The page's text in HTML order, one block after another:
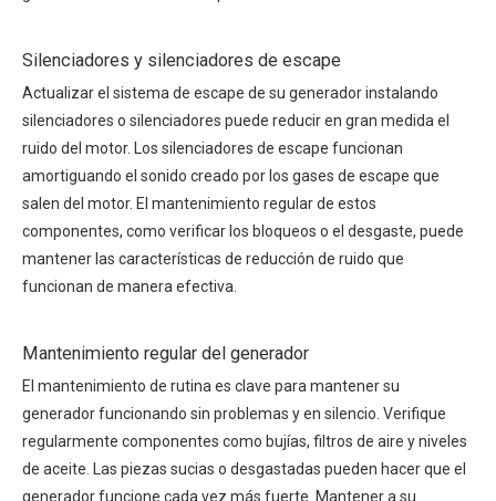
Silenciadores y silenciadores de escape
Actualizar el sistema de escape de su generador instalando
silenciadores o silenciadores puede reducir en gran medida el
ruido del motor. Los silenciadores de escape funcionan
amortiguando el sonido creado por los gases de escape que
salen del motor. El mantenimiento regular de estos
componentes, como verificar los bloqueos o el desgaste, puede
mantener las características de reducción de ruido que
funcionan de manera efectiva.
Mantenimiento regular del generador
El mantenimiento de rutina es clave para mantener su
generador funcionando sin problemas y en silencio. Verifique
regularmente componentes como bujías, filtros de aire y niveles
de aceite. Las piezas sucias o desgastadas pueden hacer que el
generador funcione cada vez más fuerte. Mantener a su